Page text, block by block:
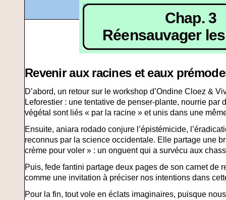
Chap. 3
Réensauvager
Revenir aux racines et eaux
D’abord, un retour sur le workshop d’Ondine Cloez &
Leforestier : une tentative de penser-plante, nourrie par
végétal sont liés « par la racine » et unis dans une
Ensuite, aniara rodado conjure l’épistémicide,
reconnus par la science occidentale. Elle partage une
crème pour voler » : un onguent qui a survécu aux
Puis, fede fantini partage deux pages de son carnet de
comme une invitation à préciser nos intentions dans
Pour la fin, tout vole en éclats imaginaires, puisque